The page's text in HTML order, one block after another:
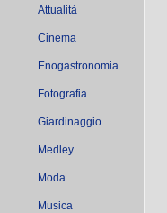
Attualità
Cinema
Enogastronomia
Fotografia
Giardinaggio
Medley
Moda
Musica